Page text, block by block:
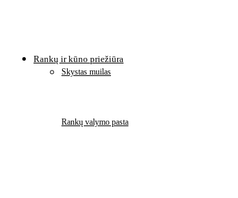
Rankų ir kūno priežiūra
Skystas muilas
Rankų valymo pasta